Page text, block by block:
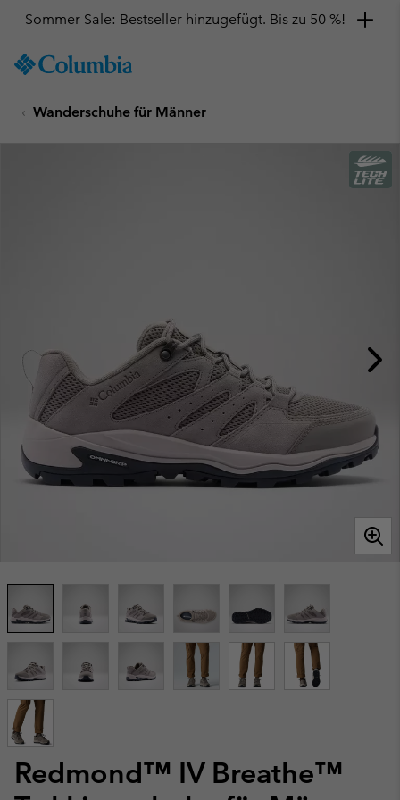
TO
SKIP
MAIN
Sommer Sale: Bestseller hinzugefügt. Bis zu 50 %!
Wanderschuhe für Männer
Redmond™ IV Breathe™